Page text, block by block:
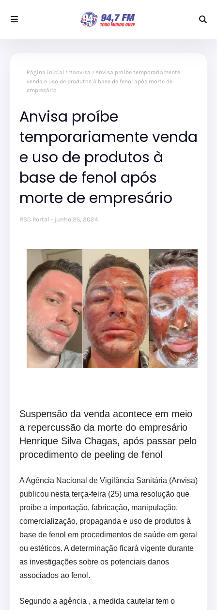
Página inicial #anvisa
Anvisa proíbe temporariamente
venda e uso de produtos à base de fenol após morte de
empresário
Anvisa proíbe
temporariamente venda
e uso de produtos à
base de fenol após
morte de empresário
RSC Portal junho 25, 2024
Suspensão da venda acontece em meio
a repercussão da morte do empresário
Henrique Silva Chagas, após passar pelo
procedimento de peeling de fenol
A Agência Nacional de Vigilância Sanitária (Anvisa)
publicou nesta terça-feira (25) uma resolução que
proíbe a importação, fabricação, manipulação,
comercialização, propaganda e uso de produtos à
base de fenol em procedimentos de saúde em geral
ou estéticos. A determinação ficará vigente durante
as investigações sobre os potenciais danos
associados ao fenol.
Segundo a agência , a medida cautelar tem o